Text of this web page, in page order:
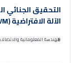
التحقيق
الآلة الافتراضية (VM): إطار عمل مفاهيمي
الهندسة المعلوماتية